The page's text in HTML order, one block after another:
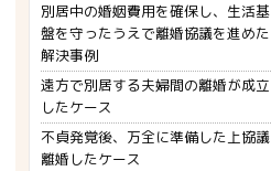
別居中の婚姻費用を確保し、生活基
盤を守ったうえで離婚協議を進めた
解決事例
遠方で別居する夫婦間の離婚が成立
したケース
不貞発覚後、万全に準備した上協議
離婚したケース